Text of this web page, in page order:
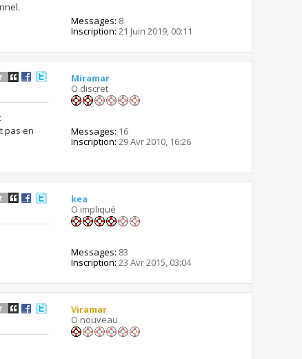
Messages: 8
Inscription: 21 Juin 2019, 00:11
pas en
Miramar
O discret
Messages: 16
Inscription: 29 Avr 2010, 16:26
kea
O impliqué
Messages: 83
Inscription: 23 Avr 2015, 03:04
Viramar
O nouveau